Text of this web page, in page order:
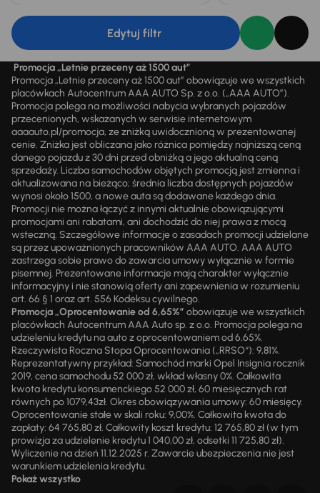
Edytuj filtr
Promocja „Letnie przeceny aż 1500 aut”
Promocja „Letnie przeceny aż 1500 aut” obowiązuje we wszystkich
placówkach Autocentrum AAA AUTO Sp. z o.o. („AAA AUTO”).
Promocja polega na możliwości nabycia wybranych pojazdów
przecenionych, wskazanych w serwisie internetowym
aaaauto.pl/promocja, ze zniżką uwidocznioną w prezentowanej
cenie. Zniżka jest obliczana jako różnica pomiędzy najniższą ceną
danego pojazdu z 30 dni przed obniżką a jego aktualną ceną
sprzedaży. Liczba samochodów objętych promocją jest zmienna i
aktualizowana na bieżąco; średnia liczba dostępnych pojazdów
wynosi około 1500, a nowe auta są dodawane każdego dnia.
Promocji nie można łączyć z innymi aktualnie obowiązującymi
promocjami ani rabatami, ani dochodzić do niej prawa z mocą
wsteczną. Szczegółowe informacje o zasadach promocji udzielane
są przez upoważnionych pracowników AAA AUTO. AAA AUTO
zastrzega sobie prawo do zawarcia umowy wyłącznie w formie
pisemnej. Prezentowane informacje mają charakter wyłącznie
informacyjny i nie stanowią oferty ani zapewnienia w rozumieniu
art. 66 § 1 oraz art. 556 Kodeksu cywilnego.
Promocja „Oprocentowanie od 6,65%” obowiązuje we wszystkich
placówkach Autocentrum AAA Auto sp. z o.o. Promocja polega na
udzieleniu kredytu na auto z oprocentowaniem od 6,65%.
Rzeczywista Roczna Stopa Oprocentowania („RRSO“): 9,81%.
Reprezentatywny przykład: Samochód marki Opel Insignia rocznik
2019, cena samochodu 52 000 zł, wkład własny 0%. Całkowita
kwota kredytu konsumenckiego 52 000 zł, 60 miesięcznych rat
równych po 1079,43zł. Okres obowiązywania umowy: 60 miesięcy.
Oprocentowanie stałe w skali roku: 9,00%. Całkowita kwota do
zapłaty: 64 765,80 zł. Całkowity koszt kredytu: 12 765,80 zł (w tym
prowizja za udzielenie kredytu 1 040,00 zł, odsetki 11 725,80 zł).
Wyliczenie na dzień 11.12.2025 r. Zawarcie ubezpieczenia nie jest
warunkiem udzielenia kredytu.
Pokaż wszystko